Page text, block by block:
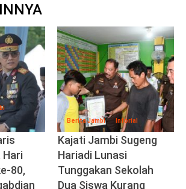
Hari
80,
Berita Jambi Inforial
Kajati Jambi Sugeng
Hariadi Lunasi
Tunggakan Sekolah
Dua Siswa Kurang